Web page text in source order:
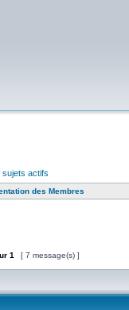
sujets actifs
des Membres
1 [ 7 message(s) ]